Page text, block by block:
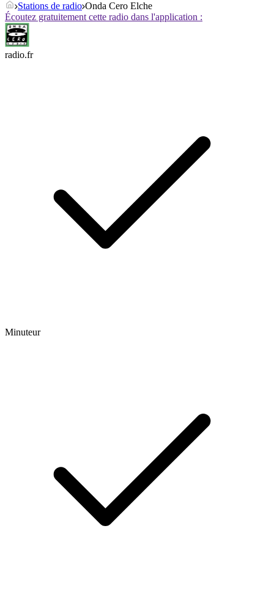
Stations de radio Onda Cero Elche
Écoutez gratuitement cette radio dans l'application :
radio.fr
Minuteur